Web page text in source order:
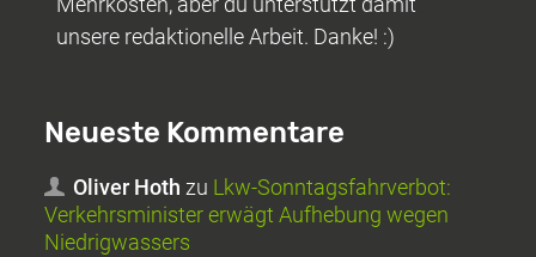
unsere redaktionelle Arbeit. Danke! :)
Neueste Kommentare
Oliver Hoth zu Lkw-Sonntagsfahrverbot:
Verkehrsminister erwägt Aufhebung wegen
Niedrigwassers